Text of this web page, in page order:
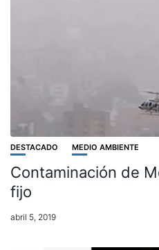
DESTACADO MEDIO AMBIENTE
Contaminación de
fijo
abril 5, 2019